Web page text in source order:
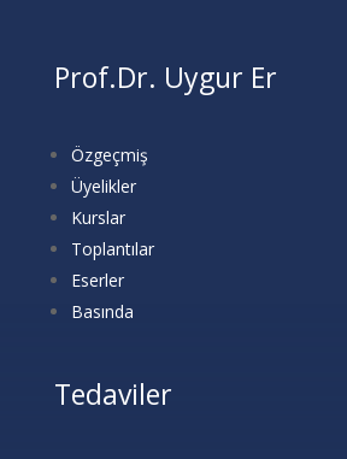
Prof.Dr. Uygur Er
Özgeçmiş
Üyelikler
Kurslar
Toplantılar
Eserler
Basında
Tedaviler